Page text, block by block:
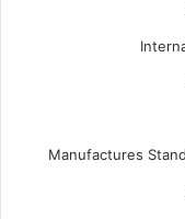
Manufactures